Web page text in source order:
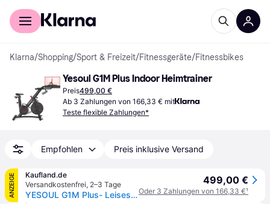
Für Shopper
Klarna/Shopping/Sport & Freizeit/Fitnessgeräte/Fitnessbikes
Yesoul G1M Plus Indoor Heimtrainer
Preis499,00 €
Ab 3 Zahlungen von 166,33 € mit
Teste flexible Zahlungen*
Empfohlen Preis inklusive Versand
ANZEIGE
Kaufland.de
Versandkostenfrei, 2–3 Tage
YESOUL G1M Plus- Leises Magnetischer Heimtrainer, 21.5Zoll FHD-Display, 0-100% Verstellbarer Widerstand, 360°Sound, Bildschirmspiegelung &App-Training
499,00 €
Oder 3 Zahlungen von 166,33 €¹